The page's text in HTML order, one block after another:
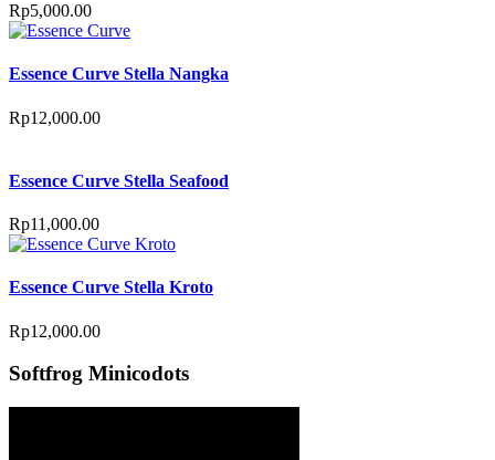
Rp5,000.00
Essence Curve Stella Nangka
Rp12,000.00
Essence Curve Stella Seafood
Rp11,000.00
Essence Curve Stella Kroto
Rp12,000.00
Softfrog Minicodots